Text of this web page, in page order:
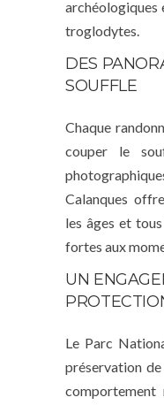
archéologiques
troglodytes.
DES
SOUFFLE
Chaque
couper le
Calanques
les âges et
fortes aux
UN
Le Parc
préservation